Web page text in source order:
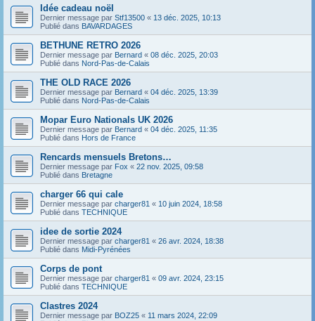
Idée cadeau noël
Dernier message par Stf13500 « 13 déc. 2025, 10:13
Publié dans BAVARDAGES
BETHUNE RETRO 2026
Dernier message par Bernard « 08 déc. 2025, 20:03
Publié dans Nord-Pas-de-Calais
THE OLD RACE 2026
Dernier message par Bernard « 04 déc. 2025, 13:39
Publié dans Nord-Pas-de-Calais
Mopar Euro Nationals UK 2026
Dernier message par Bernard « 04 déc. 2025, 11:35
Publié dans Hors de France
Rencards mensuels Bretons…
Dernier message par Fox « 22 nov. 2025, 09:58
Publié dans Bretagne
charger 66 qui cale
Dernier message par charger81 « 10 juin 2024, 18:58
Publié dans TECHNIQUE
idee de sortie 2024
Dernier message par charger81 « 26 avr. 2024, 18:38
Publié dans Midi-Pyrénées
Corps de pont
Dernier message par charger81 « 09 avr. 2024, 23:15
Publié dans TECHNIQUE
Clastres 2024
Dernier message par BOZ25 « 11 mars 2024, 22:09